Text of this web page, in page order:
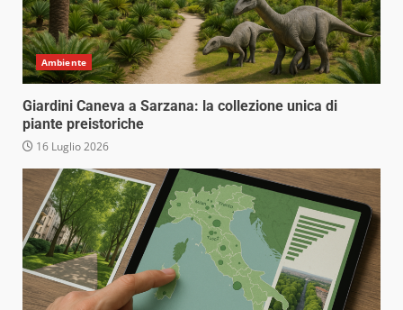
Ambiente
Giardini Caneva a Sarzana: la collezione unica di
piante preistoriche
16 Luglio 2026